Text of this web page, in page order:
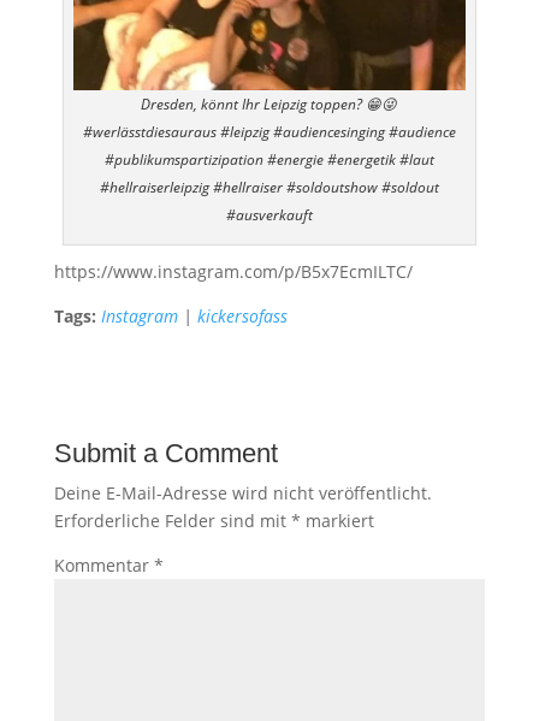
Dresden, könnt Ihr Leipzig toppen? 😁😜
#werlässtdiesauraus #leipzig #audiencesinging #audience
#publikumspartizipation #energie #energetik #laut
#hellraiserleipzig #hellraiser #soldoutshow #soldout
#ausverkauft
https://www.instagram.com/p/B5x7EcmILTC/
Tags: Instagram| kickersofass
Submit a Comment
Deine E-Mail-Adresse wird nicht veröffentlicht.
Erforderliche Felder sind mit * markiert
Kommentar *